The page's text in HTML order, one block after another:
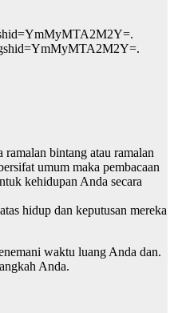
bintang atau ramalan
umum maka pembacaan
kehidupan Anda secara
hidup dan keputusan mereka
waktu luang Anda dan.
Anda.